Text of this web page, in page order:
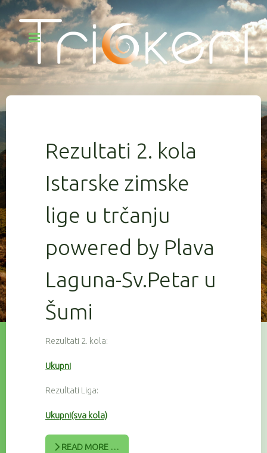
Rezultati 2. kola
Istarske zimske
lige u trčanju
powered by Plava
Laguna-Sv.Petar u
Šumi
Rezultati 2. kola:
Ukupni
Rezultati Liga:
Ukupni(sva kola)
READ MORE …